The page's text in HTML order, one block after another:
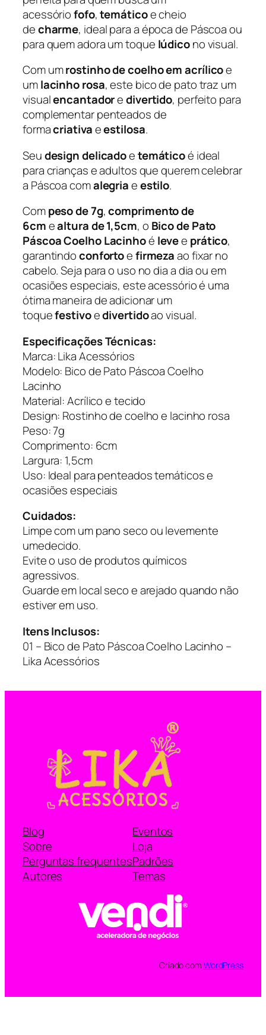
a
C
o
e
l
h
o
L
i
n
h
G
–
L
i
k
a
A
c
e
s
i
u
i
a
e
acessóriofofo,temáticoe cheio
decharme, ideal para a época de Páscoa ou
para quem adora um toque lúdicono visual.
Com umrostinho de coelho em acrílicoe
umlacinho rosa, este bico de pato traz um
visualencantadoredivertido, perfeito para
complementar penteados de
formacriativaeestilosa.
Seudesign delicadoetemáticoé ideal
para crianças e adultos que querem celebrar
a Páscoa comalegriaeestilo.
Compeso de 7g,comprimento de
6cmealtura de 1,5cm, o Bico de Pato
Páscoa Coelho Lacinhoé levee prático,
garantindoconfortoefirmezaao fixar no
cabelo. Seja para o uso no dia a dia ou em
ocasiões especiais, este acessório é uma
ótima maneira de adicionar um
toquefestivoedivertidoao visual.
Especificações Técnicas:
Marca: Lika Acessórios
Modelo: Bico de Pato Páscoa Coelho
Lacinho
Material: Acrílico e tecido
Design: Rostinho de coelho e lacinho rosa
Peso: 7g
Comprimento: 6cm
Largura: 1,5cm
Uso: Ideal para penteados temáticos e
ocasiões especiais
Cuidados:
Limpe com um pano seco ou levemente
umedecido.
Evite o uso de produtos químicos
agressivos.
Guarde em local seco e arejado quando não
estiver em uso.
Itens Inclusos:
01 – Bico de Pato Páscoa Coelho Lacinho –
Lika Acessórios
Blog
Sobre
Perguntas frequentes
Autores
Eventos
Loja
Padrões
Temas
Criado com WordPress